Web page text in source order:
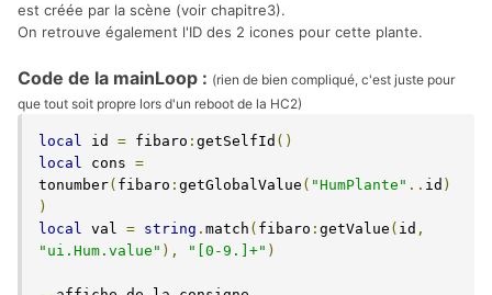
est créée par la scène (voir chapitre3).
On retrouve également l'ID des 2 icones pour cette plante.
Code de la mainLoop : (rien de bien compliqué, c'est juste pour
que tout soit propre lors d'un reboot de la HC2)
local id = fibaro : getSelfId ()
local cons =
tonumber( fibaro : getGlobalValue ( "HumPlante" .. id )
)
local val = string . match ( fibaro : getValue ( id ,
"ui.Hum.value" ), "[0-9.]+" )